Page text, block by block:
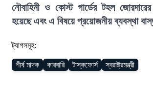
নৌবাহিনী ও কোস্ট গার্ডের টহল
হয়েছে এবং এ বিষয়ে প্রয়োজনীয় ব্যবস্থা
ট্যাগসমূহ:
শীর্ষ মাদক কারবারি টাস্কফোর্স স্বরাষ্ট্রমন্ত্রী